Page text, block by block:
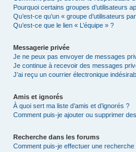
Pourquoi certains groupes d’utilisateurs
Qu’est-ce qu’un « groupe d’utilisateurs
Qu’est-ce que le lien « L’équipe » ?
Messagerie privée
Je ne peux pas envoyer de messages
Je continue à recevoir des messages
J’ai reçu un courrier électronique
Amis et ignorés
À quoi sert ma liste d’amis et d’ignorés ?
Comment puis-je ajouter ou supprimer
Recherche dans les forums
Comment puis-je effectuer une